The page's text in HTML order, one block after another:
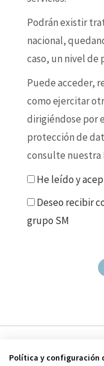
Podrán existir
nacional,
caso, un nivel de
Puede acceder,
como ejercitar
dirigiéndose por
protección de
consulte nuestra
He leído y
Deseo recibir
grupo SM
Política y configuración